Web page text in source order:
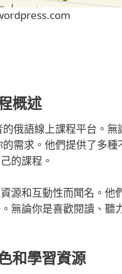
概述
俄語線上課程平台。
需求。他們提供了多
的課程。
源和互動性而聞名。
無論你是喜歡閱讀、
和學習資源